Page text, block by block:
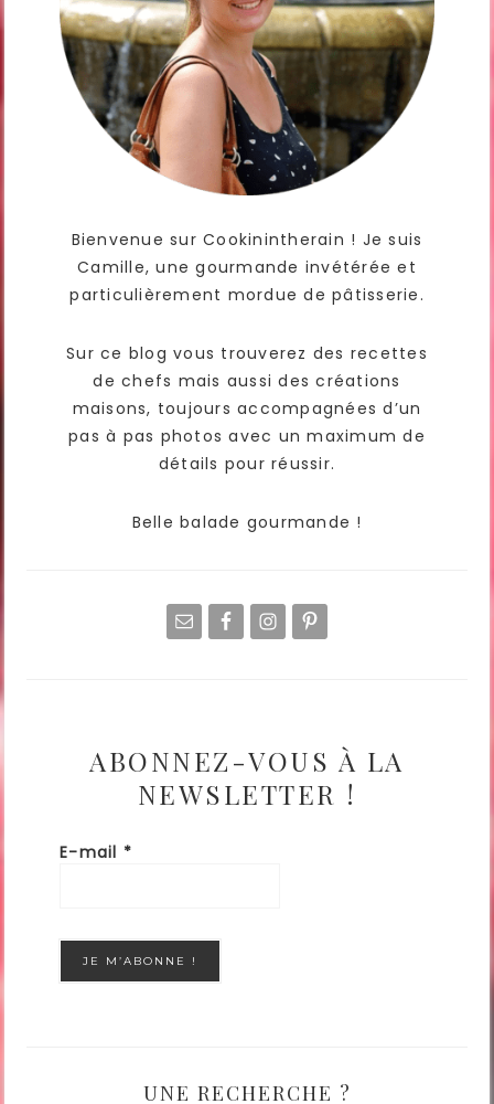
Bienvenue sur Cookinintherain ! Je suis
Camille, une gourmande invétérée et
particulièrement mordue de pâtisserie.
Sur ce blog vous trouverez des recettes
de chefs mais aussi des créations
maisons, toujours accompagnées d’un
pas à pas photos avec un maximum de
détails pour réussir.
Belle balade gourmande !
ABONNEZ-VOUS À LA
NEWSLETTER !
E-mail *
UNE RECHERCHE ?